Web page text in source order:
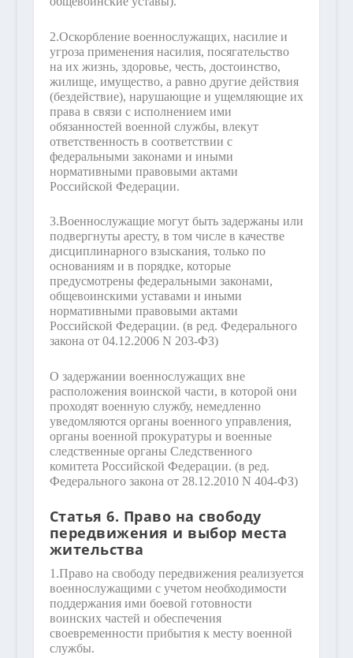
2.Оскорбление военнослужащих, насилие и
угроза применения насилия, посягательство
на их жизнь, здоровье, честь, достоинство,
жилище, имущество, а равно другие действия
(бездействие), нарушающие и ущемляющие их
права в связи с исполнением ими
обязанностей военной службы, влекут
ответственность в соответствии с
федеральными законами и иными
нормативными правовыми актами
Российской Федерации.
3.Военнослужащие могут быть задержаны или
подвергнуты аресту, в том числе в качестве
дисциплинарного взыскания, только по
основаниям и в порядке, которые
предусмотрены федеральными законами,
общевоинскими уставами и иными
нормативными правовыми актами
Российской Федерации. (в ред. Федерального
закона от 04.12.2006 N 203-ФЗ)
О задержании военнослужащих вне
расположения воинской части, в которой они
проходят военную службу, немедленно
уведомляются органы военного управления,
органы военной прокуратуры и военные
следственные органы Следственного
комитета Российской Федерации. (в ред.
Федерального закона от 28.12.2010 N 404-ФЗ)
Статья 6. Право на свободу
передвижения и выбор места
жительства
1.Право на свободу передвижения реализуется
военнослужащими с учетом необходимости
поддержания ими боевой готовности
воинских частей и обеспечения
своевременности прибытия к месту военной
службы.